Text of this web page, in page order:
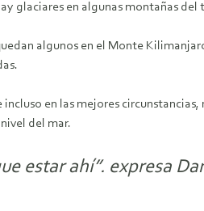
glaciares en algunas montañas
algunos en el Monte
en las mejores
del mar.
estar ahí”. expresa